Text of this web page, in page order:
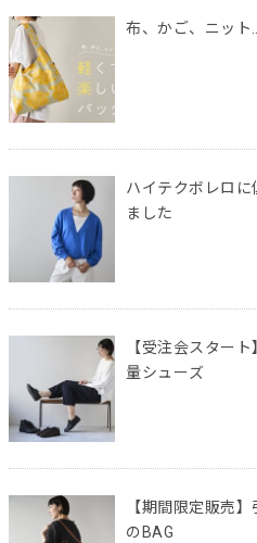
布、かご、ニッ
ハイテクボレロに
ました
【受注会スター
量シューズ
【期間限定販売
のBAG